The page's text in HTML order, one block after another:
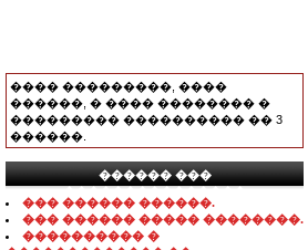
���� ���������, ����
������, � ���� �������� �
��������� ���������� �� 3
������.
������ ���
���������������
��� ������ ������.
��� ������ ����� ��������.
���������� �